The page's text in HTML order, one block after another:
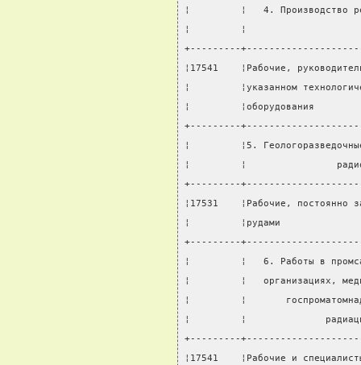
¦         ¦   4. Производство
¦         ¦
+---------
¦17541    ¦Рабочие,
¦         ¦указанном
¦
+---------
¦         ¦5.
¦         ¦
+---------
¦17531    ¦Рабочие, постоянно
¦         ¦рудами
+---------
¦         ¦   6. Работы в
¦         ¦   организациях,
¦         ¦
¦         ¦
+---------
¦17541    ¦Рабочие и